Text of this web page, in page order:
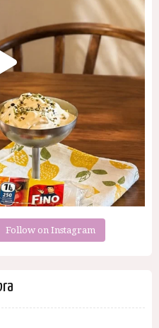
Follow on Instagram